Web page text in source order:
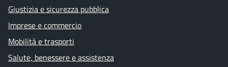
Giustizia e sicurezza pubblica
Imprese e commercio
Mobilità e trasporti
Salute, benessere e assistenza